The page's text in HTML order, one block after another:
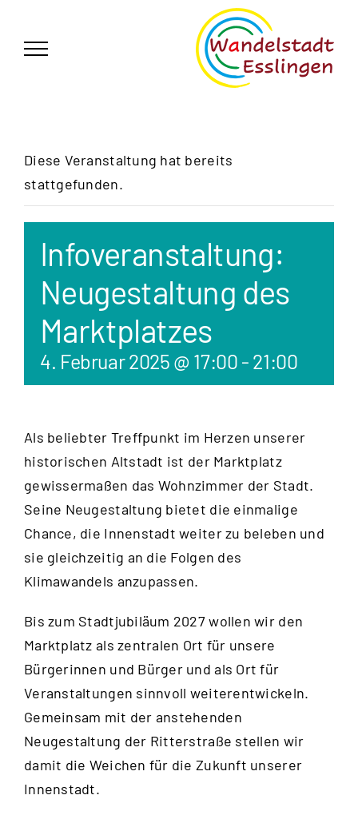
springen
Diese Veranstaltung hat bereits
stattgefunden.
Infoveranstaltung:
Neugestaltung des
Marktplatzes
4. Februar 2025 @ 17:00 - 21:00
Als beliebter Treffpunkt im Herzen unserer
historischen Altstadt ist der Marktplatz
gewissermaßen das Wohnzimmer der Stadt.
Seine Neugestaltung bietet die einmalige
Chance, die Innenstadt weiter zu beleben und
sie gleichzeitig an die Folgen des
Klimawandels anzupassen.
Bis zum Stadtjubiläum 2027 wollen wir den
Marktplatz als zentralen Ort für unsere
Bürgerinnen und Bürger und als Ort für
Veranstaltungen sinnvoll weiterentwickeln.
Gemeinsam mit der anstehenden
Neugestaltung der Ritterstraße stellen wir
damit die Weichen für die Zukunft unserer
Innenstadt.